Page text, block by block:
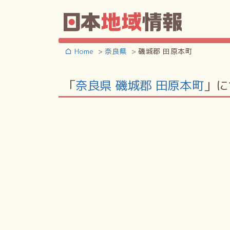
Home 奈良県 磯城郡 田原本町
「奈良県 磯城郡 田原本町 」